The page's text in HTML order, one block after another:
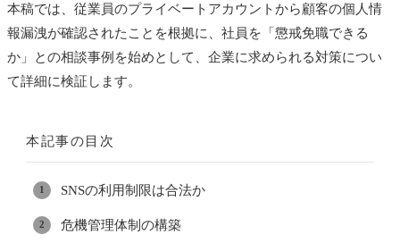
本稿では、従業員のプライベートアカウントから顧客の個人情
報漏洩が確認されたことを根拠に、社員を「懲戒免職できる
か」との相談事例を始めとして、企業に求められる対策につい
て詳細に検証します。
本記事の目次
SNSの利用制限は合法か
危機管理体制の構築